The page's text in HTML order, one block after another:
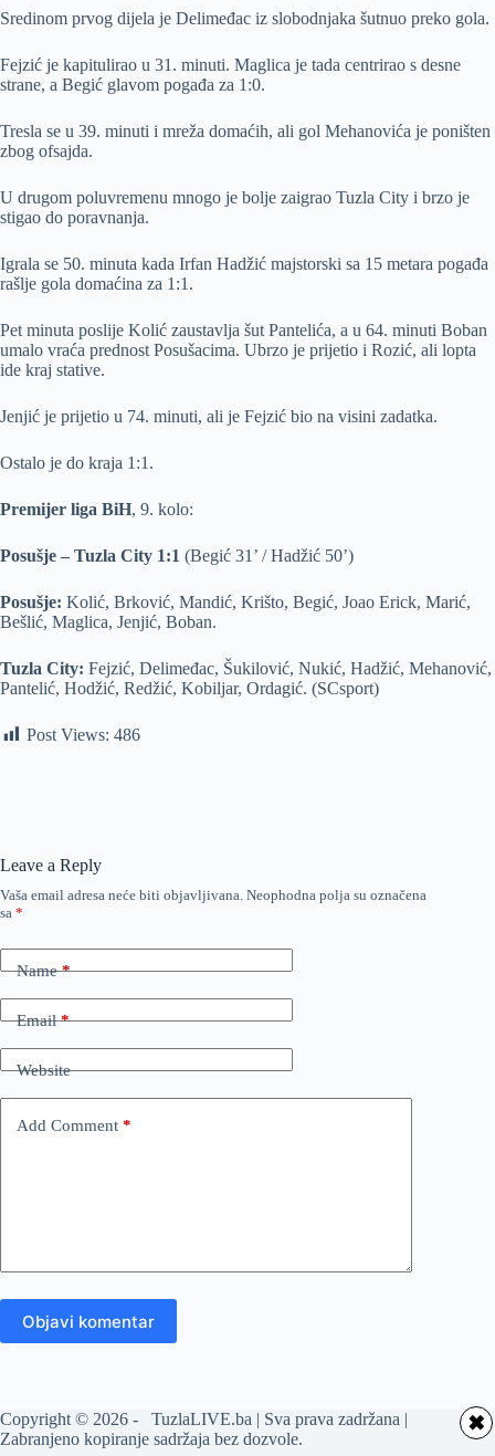
Sredinom prvog dijela je Delimeđac iz slobodnjaka šutnuo preko gola.
Fejzić je kapitulirao u 31. minuti. Maglica je tada centrirao s desne
strane, a Begić glavom pogađa za 1:0.
Tresla se u 39. minuti i mreža domaćih, ali gol Mehanovića je poništen
zbog ofsajda.
U drugom poluvremenu mnogo je bolje zaigrao Tuzla City i brzo je
stigao do poravnanja.
Igrala se 50. minuta kada Irfan Hadžić majstorski sa 15 metara pogađa
rašlje gola domaćina za 1:1.
Pet minuta poslije Kolić zaustavlja šut Pantelića, a u 64. minuti Boban
umalo vraća prednost Posušacima. Ubrzo je prijetio i Rozić, ali lopta
ide kraj stative.
Jenjić je prijetio u 74. minuti, ali je Fejzić bio na visini zadatka.
Ostalo je do kraja 1:1.
Premijer liga BiH, 9. kolo:
Posušje – Tuzla City 1:1 (Begić 31’ / Hadžić 50’)
Posušje: Kolić, Brković, Mandić, Krišto, Begić, Joao Erick, Marić,
Bešlić, Maglica, Jenjić, Boban.
Tuzla City: Fejzić, Delimeđac, Šukilović, Nukić, Hadžić, Mehanović,
Pantelić, Hodžić, Redžić, Kobiljar, Ordagić. (SCsport)
Post Views: 486
Leave a Reply
Vaša email adresa neće biti objavljivana. Neophodna polja su označena
sa *
Name*
Email*
Website
Add Comment *
Objavi komentar
Copyright © 2026 - TuzlaLIVE.ba | Sva prava zadržana |
Zabranjeno kopiranje sadržaja bez dozvole.
✖